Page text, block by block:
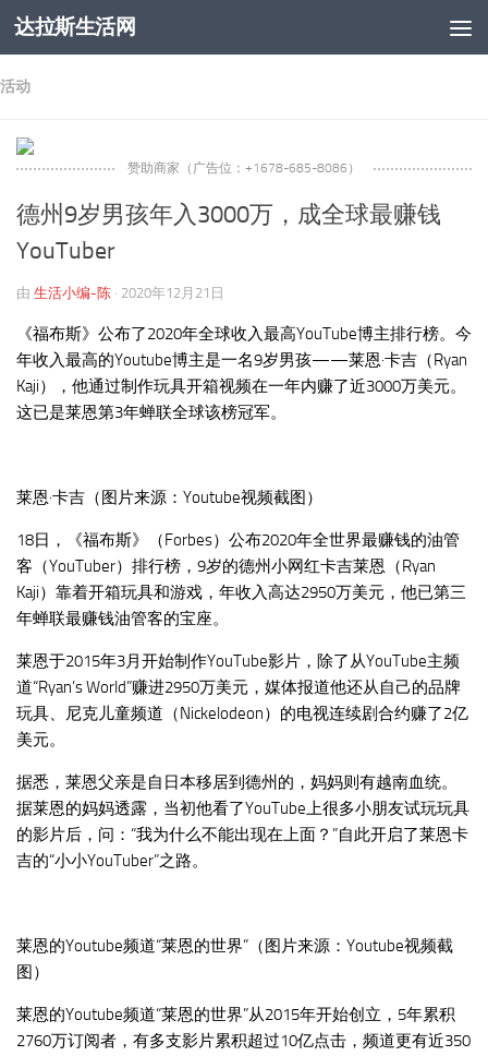
跳至内容
达拉斯生活网
活动
赞助商家（广告位：+1678-685-8086）
德州9岁男孩年入3000万，成全球最赚钱
YouTuber
由 生活小编-陈 · 2020年12月21日
《福布斯》公布了2020年全球收入最高YouTube博主排行榜。今
年收入最高的Youtube博主是一名9岁男孩——莱恩·卡吉（Ryan
Kaji），他通过制作玩具开箱视频在一年内赚了近3000万美元。
这已是莱恩第3年蝉联全球该榜冠军。
莱恩·卡吉（图片来源：Youtube视频截图）
18日，《福布斯》（Forbes）公布2020年全世界最赚钱的油管
客（YouTuber）排行榜，9岁的德州小网红卡吉莱恩（Ryan
Kaji）靠着开箱玩具和游戏，年收入高达2950万美元，他已第三
年蝉联最赚钱油管客的宝座。
莱恩于2015年3月开始制作YouTube影片，除了从YouTube主频
道“Ryan’s World”赚进2950万美元，媒体报道他还从自己的品牌
玩具、尼克儿童频道（Nickelodeon）的电视连续剧合约赚了2亿
美元。
据悉，莱恩父亲是自日本移居到德州的，妈妈则有越南血统。
据莱恩的妈妈透露，当初他看了YouTube上很多小朋友试玩玩具
的影片后，问：“我为什么不能出现在上面？”自此开启了莱恩卡
吉的“小小YouTuber”之路。
莱恩的Youtube频道“莱恩的世界”（图片来源：Youtube视频截
图）
莱恩的Youtube频道“莱恩的世界”从2015年开始创立，5年累积
2760万订阅者，有多支影片累积超过10亿点击，频道更有近350